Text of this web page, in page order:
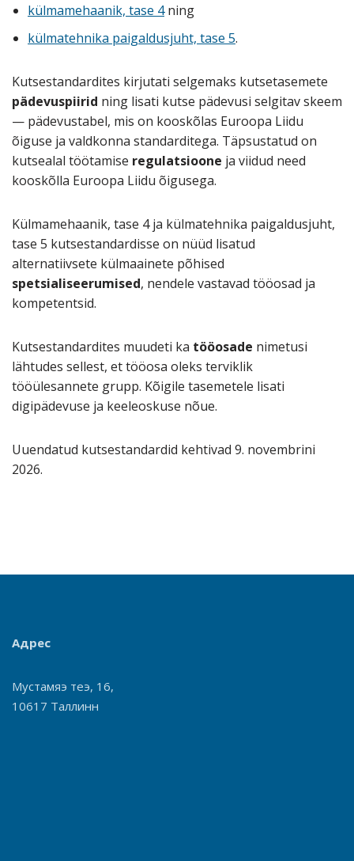
külmamehaanik, tase 4ning
külmatehnika paigaldusjuht, tase 5.
Kutsestandardites kirjutati selgemaks kutsetasemete
pädevuspiirid ning lisati kutse pädevusi selgitav skeem
— pädevustabel, mis on kooskõlas Euroopa Liidu
õiguse ja valdkonna standarditega. Täpsustatud on
kutsealal töötamise regulatsioone ja viidud need
kooskõlla Euroopa Liidu õigusega.
Külmamehaanik, tase 4 ja külmatehnika paigaldusjuht,
tase 5 kutsestandardisse on nüüd lisatud
alternatiivsete külmaainete põhised
spetsialiseerumised, nendele vastavad tööosad ja
kompetentsid.
Kutsestandardites muudeti ka tööosade nimetusi
lähtudes sellest, et tööosa oleks terviklik
tööülesannete grupp. Kõigile tasemetele lisati
digipädevuse ja keeleoskuse nõue.
Uuendatud kutsestandardid kehtivad 9. novembrini
2026.
Адрес
Мустамяэ теэ, 16,
10617 Таллинн